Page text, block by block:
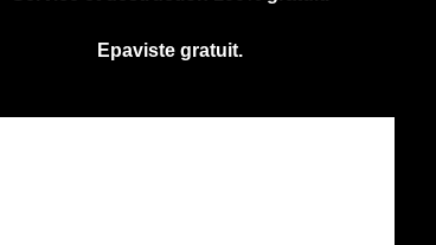
Epaviste gratuit.